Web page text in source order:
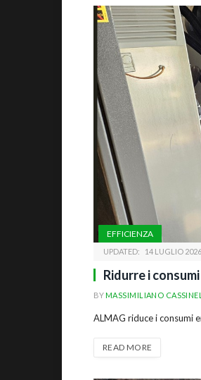
EFFICIENZA
UPDATED: 14 LUGLIO 2026
Ridurre i
BYMASSIMILIANO
ALMAG riduce i consumi
READ MORE